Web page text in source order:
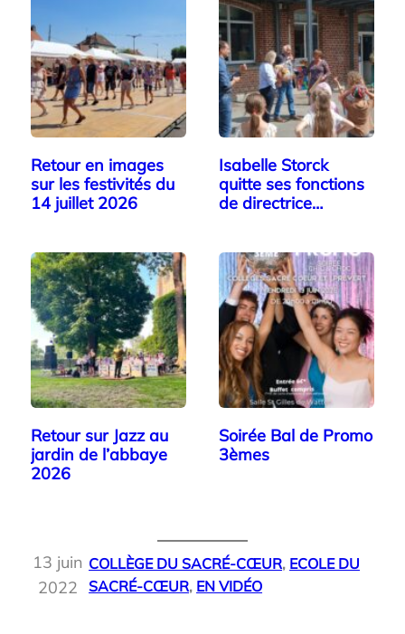
Retour en images
sur les festivités du
14 juillet 2026
Isabelle Storck
quitte ses fonctions
de directrice…
Retour sur Jazz au
jardin de l’abbaye
2026
Soirée Bal de Promo
3èmes
13 juin
2022
COLLÈGE DU SACRÉ-CŒUR, ECOLE DU
SACRÉ-CŒUR, EN VIDÉO